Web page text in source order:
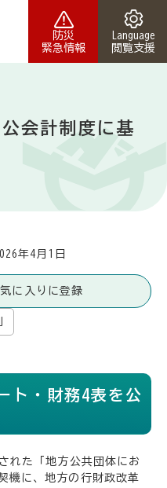
防災
緊急情報
Language
閲覧支援
会計制度に基
年4月1日
に入りに登録
ト・財務4表を公
れた「地方公共団体にお
機に、地方の行財政改革